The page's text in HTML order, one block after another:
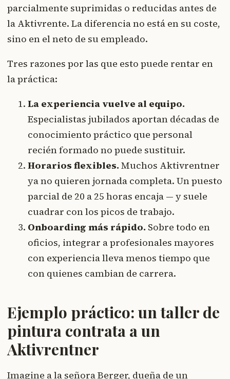
parcialmente suprimidas o reducidas antes de
la Aktivrente. La diferencia no está en su coste,
sino en el neto de su empleado.
Tres razones por las que esto puede rentar en
la práctica:
La experiencia vuelve al equipo.
Especialistas jubilados aportan décadas de
conocimiento práctico que personal
recién formado no puede sustituir.
Horarios flexibles. Muchos Aktivrentner
ya no quieren jornada completa. Un puesto
parcial de 20 a 25 horas encaja — y suele
cuadrar con los picos de trabajo.
Onboarding más rápido. Sobre todo en
oficios, integrar a profesionales mayores
con experiencia lleva menos tiempo que
con quienes cambian de carrera.
Ejemplo práctico: un taller de
pintura contrata a un
Aktivrentner
Imagine a la señora Berger, dueña de un